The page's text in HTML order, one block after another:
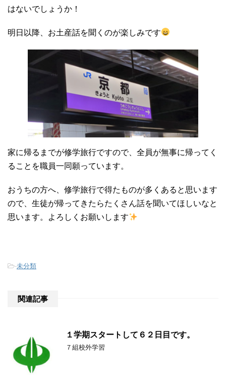
はないでしょうか！
明日以降、お土産話を聞くのが楽しみです
家に帰るまでが修学旅行ですので、全員が無事に帰ってく
ることを職員一同願っています。
おうちの方へ、修学旅行で得たものが多くあると思います
ので、生徒が帰ってきたらたくさん話を聞いてほしいなと
思います。よろしくお願いします
-未分類
関連記事
１学期スタートして６２日目です。
７組校外学習